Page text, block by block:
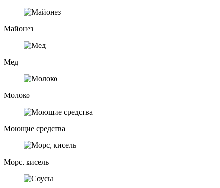
Майонез
Мед
Молоко
Моющие средства
Морс, кисель